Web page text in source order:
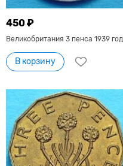
450 ₽
Великобритания 3 пенса 1939 год.
В корзину